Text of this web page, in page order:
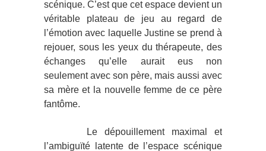
scénique. C’est que cet espace devient un
véritable plateau de jeu au regard de
l’émotion avec laquelle Justine se prend à
rejouer, sous les yeux du thérapeute, des
échanges qu’elle aurait eus non
seulement avec son père, mais aussi avec
sa mère et la nouvelle femme de ce père
fantôme.
Le dépouillement maximal et
l’ambiguïté latente de l’espace scénique